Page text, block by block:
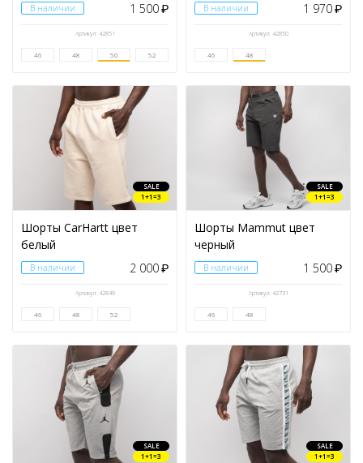
В наличии 1 500₽
Артикул: 42851
46 48 50 52
В наличии 1 970₽
Артикул: 42850
46 48
SALE
1+1=3
Шорты CarHartt цвет
белый
В наличии 2 000₽
Артикул: 42849
46 48 52
SALE
1+1=3
Шорты Mammut цвет
черный
В наличии 1 500₽
Артикул: 42731
46 48
SALE
1+1=3
SALE
1+1=3